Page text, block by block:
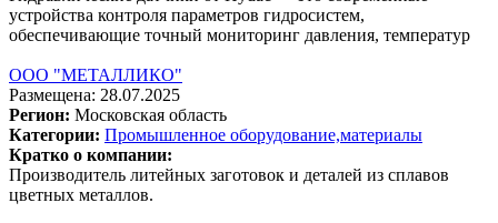
устройства контроля параметров гидросистем,
обеспечивающие точный мониторинг давления, температур
ООО "МЕТАЛЛИКО"
Размещена: 28.07.2025
Регион: Московская область
Категории: Промышленное оборудование,материалы
Кратко о компании:
Производитель литейных заготовок и деталей из сплавов
цветных металлов.